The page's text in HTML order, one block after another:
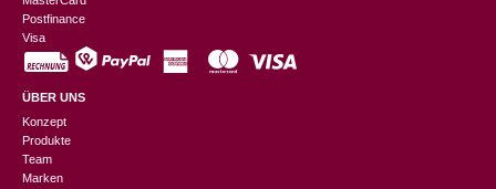
Postfinance
Visa
ÜBER UNS
Konzept
Produkte
Team
Marken